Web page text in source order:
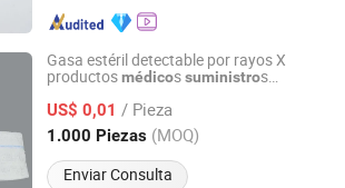
Gasa estéril detectable por rayos X
productosmédicossuministros
US$ 0,01 / Pieza
1.000 Piezas (MOQ)
Enviar Consulta
Medical Supply Co., Ltd
Desde 2026